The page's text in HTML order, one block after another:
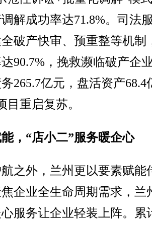
解成功率达71.8%。司法
破产快审、预重整等机制
90.7%，挽救濒临破产企
265.7亿元，盘活资产68.4
目重启复苏。
，“店小二”服务暖企心
外，兰州更以要素赋能
企业全生命周期需求，兰
服务让企业轻装上阵。累